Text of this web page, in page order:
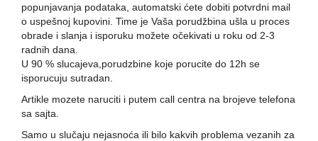
popunjavanja podataka, automatski ćete dobiti potvrdni mail
o uspešnoj kupovini. Time je Vaša porudžbina ušla u proces
obrade i slanja i isporuku možete očekivati u roku od 2-3
radnih dana.
U 90 % slucajeva,porudzbine koje porucite do 12h se
isporucuju sutradan.
Artikle mozete naruciti i putem call centra na brojeve telefona
sa sajta.
Samo u slučaju nejasnoća ili bilo kakvih problema vezanih za